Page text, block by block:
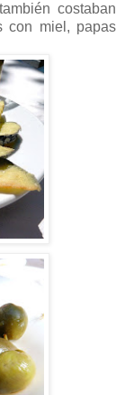
costaban
con miel, papas